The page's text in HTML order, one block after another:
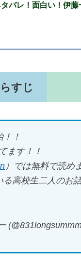
バレ！面白い！伊
すじ
！
ます！！
）では無料で読め
高校生二人のお